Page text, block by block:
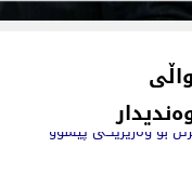
بۆ وەزیرێکی پێشوو